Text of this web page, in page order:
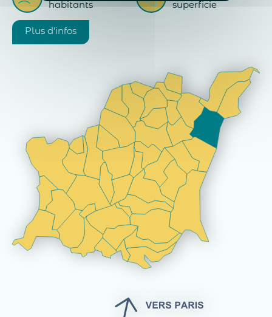
habitants superficie
Plus d'infos